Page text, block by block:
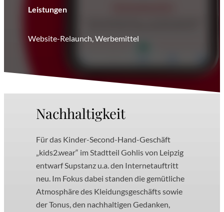
Leistungen
Website-Relaunch, Werbemittel
Nachhaltigkeit
Für das Kinder-Second-Hand-Geschäft
„kids2.wear“ im Stadtteil Gohlis von Leipzig
entwarf Supstanz u.a. den Internetauftritt
neu. Im Fokus dabei standen die gemütliche
Atmosphäre des Kleidungsgeschäfts sowie
der Tonus, den nachhaltigen Gedanken,